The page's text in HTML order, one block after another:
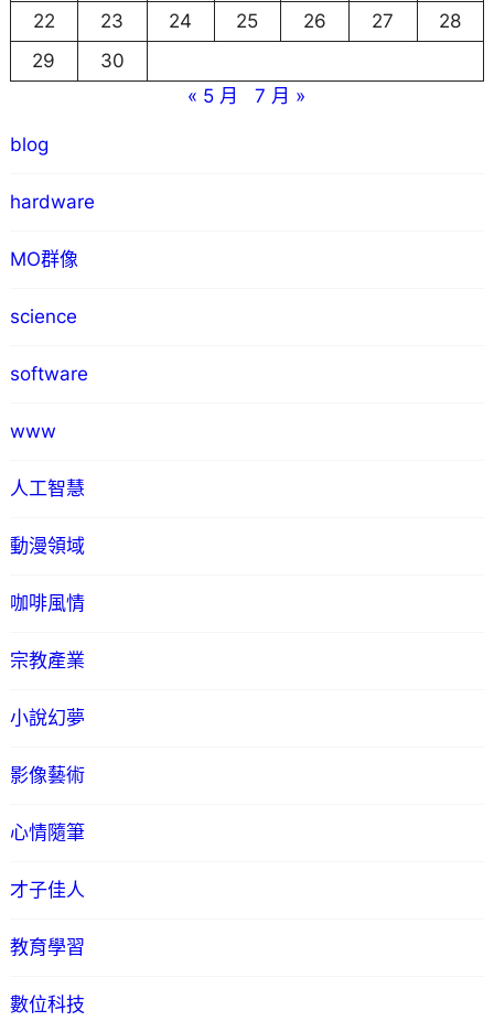
22
23 24 25 26 27
28
29
30
« 5 月
7 月 »
blog
hardware
MO群像
science
software
www
人工智慧
動漫領域
咖啡風情
宗教產業
小說幻夢
影像藝術
心情隨筆
才子佳人
教育學習
數位科技